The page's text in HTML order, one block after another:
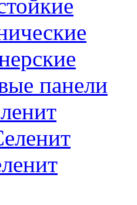
панели